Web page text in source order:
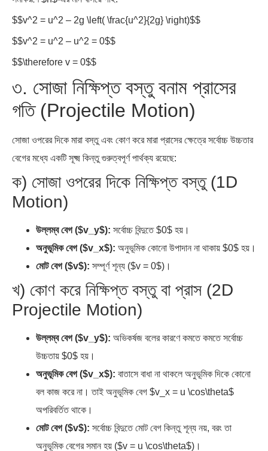
$$\therefore v = 0$$
৩. সোজা নিক্ষিপ্ত বস্তু বনাম প্রাসের
গতি (Projectile Motion)
সোজা ওপরের দিকে মারা বস্তু এবং কোণ করে মারা প্রাসের ক্ষেত্রে সর্বোচ্চ উচ্চতার
বেগের মধ্যে একটি সূক্ষ্ম কিন্তু গুরুত্বপূর্ণ পার্থক্য রয়েছে:
ক) সোজা ওপরের দিকে নিক্ষিপ্ত বস্তু (1D
Motion)
উল্লম্ব বেগ ($v_y$):
অনুভূমিক বেগ ($v_x$):
মোট বেগ ($v$):সম্পূর্ণ শূন্য ($v = 0$)।
খ) কোণ করে নিক্ষিপ্ত বস্তু বা প্রাস (2D
Projectile Motion)
উল্লম্ব বেগ ($v_y$):অভিকর্ষজ বলের কারণে কমতে কমতে সর্বোচ্চ
উচ্চতায় $0$ হয়।
অনুভূমিক বেগ ($v_x$):বাতাসে বাধা না থাকলে অনুভূমিক দিকে কোনো
বল কাজ করে না। তাই অনুভূমিক বেগ $v_x = u \cos\theta$
অপরিবর্তিত থাকে।
মোট বেগ ($v$): সর্বোচ্চ বিন্দুতে মোট বেগ কিন্তু শূন্য নয়, বরং তা
অনুভূমিক বেগের সমান হয় ($v = u \cos\theta$)।
৪. শক্তি সংরক্ষণশীলতা নীতি